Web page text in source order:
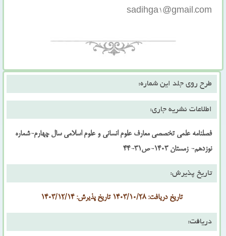
sadihga1@gmail.com
طرح روی جلد این شماره:
اطلاعات نشریه جاری:
فصلنامه علمی تخصصی معارف علوم انسانی و علوم اسلامی سال چهارم-شماره
نوزدهم- زمستان 1403-ص31-44
تاریخ پذیرش:
تاریخ دریافت: 1403/10/28 تاریخ پذیرش: 1403/12/14
دریافت: